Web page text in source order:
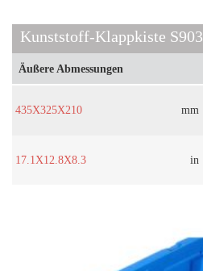
Kunststoff-Klappkiste S903
Äußere Abmessungen
435X325X210 mm
17.1X12.8X8.3 in